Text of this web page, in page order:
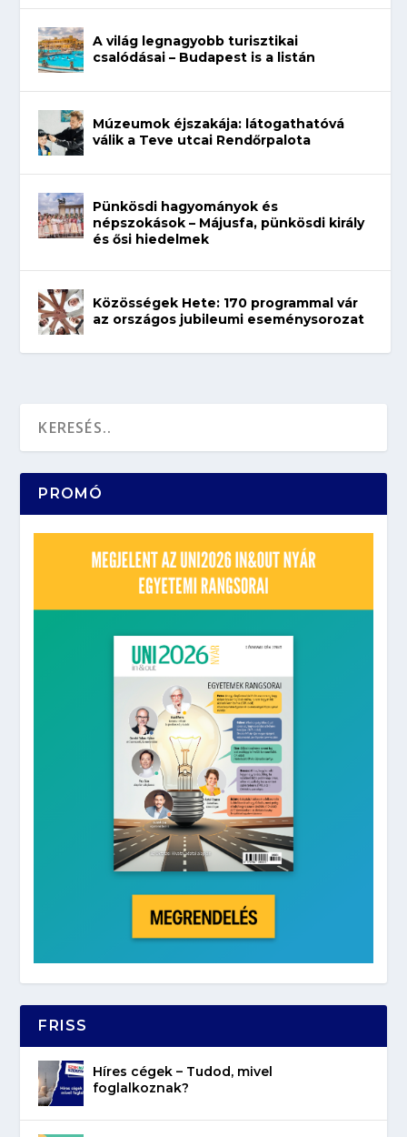
A világ legnagyobb turisztikai
csalódásai – Budapest is a listán
Múzeumok éjszakája: látogathatóvá
válik a Teve utcai Rendőrpalota
Pünkösdi hagyományok és
népszokások – Májusfa, pünkösdi király
és ősi hiedelmek
Közösségek Hete: 170 programmal vár
az országos jubileumi eseménysorozat
PROMÓ
FRISS
Híres cégek – Tudod, mivel
foglalkoznak?